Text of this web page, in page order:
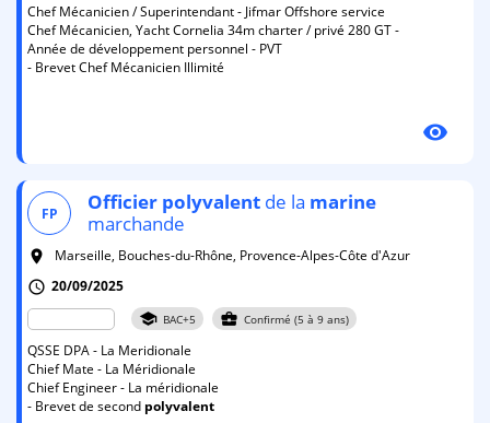
Chef Mécanicien / Superintendant - Jifmar Offshore service
Chef Mécanicien, Yacht Cornelia 34m charter / privé 280 GT -
Année de développement personnel - PVT
- Brevet Chef Mécanicien Illimité
visibility
FP Officier polyvalent de la marine
marchande
room
Marseille, Bouches-du-Rhône, Provence-Alpes-Côte d'Azur
schedule 20/09/2025
school BAC+5 business_center Confirmé (5 à 9 ans)
QSSE DPA - La Meridionale
Chief Mate - La Méridionale
Chief Engineer - La méridionale
- Brevet de second polyvalent